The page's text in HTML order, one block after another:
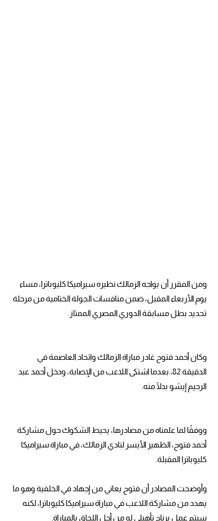
ومن المقرر أن يواجه الزمالك نظيره سيراميكا كليوباترا، مساء
يوم الأربعاء المقبل، ضمن منافسات الجولة الختامية من مرحلة
تحديد بطل مسابقة الدوري المصري الممتاز.
وكان أحمد فتوح غادر مباراة الزمالك واتحاد العاصمة في
الدقيقة 82، بعدما اشتكى اللاعب من الإصابة، ودخل أحمد عبد
الرحيم إيشو بدلًا منه.
ووفقًا لما علمناه من مصادرها، يحيط الشكوك حول مشاركة
أحمد فتوح، الظهير الأيسر لنادي الزمالك، في مباراة سيراميكا
كليوباترا المقبلة.
وأوضحت المصادر أن فتوح يعاني من إجهاد في الخلفية وهو ما
يهدد من مشاركة اللاعب في مباراة سيراميكا كليوباترا، لكنه
سيتم عمل برناج تأهيلي له من أجل اللحاق بالمباراة.